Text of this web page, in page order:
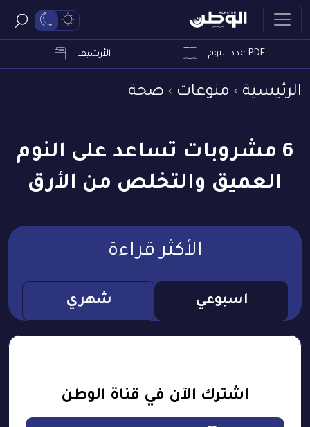
PDF عدد اليوم الأرشيف
الرئيسية منوعات صحة
6 مشروبات تساعد على النوم
العميق والتخلص من الأرق
الأكثر قراءة
اسبوعي شهري
اشترك الآن في قناة الوطن